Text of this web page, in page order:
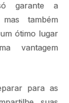
garante a
também
ótimo lugar
vantagem
para as